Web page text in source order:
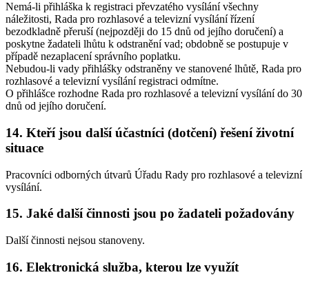
Nemá-li přihláška k registraci převzatého vysílání všechny
náležitosti, Rada pro rozhlasové a televizní vysílání řízení
bezodkladně přeruší (nejpozději do 15 dnů od jejího doručení) a
poskytne žadateli lhůtu k odstranění vad; obdobně se postupuje v
případě nezaplacení správního poplatku.
Nebudou-li vady přihlášky odstraněny ve stanovené lhůtě, Rada pro
rozhlasové a televizní vysílání registraci odmítne.
O přihlášce rozhodne Rada pro rozhlasové a televizní vysílání do 30
dnů od jejího doručení.
14. Kteří jsou další účastníci (dotčení) řešení životní
situace
Pracovníci odborných útvarů Úřadu Rady pro rozhlasové a televizní
vysílání.
15. Jaké další činnosti jsou po žadateli požadovány
Další činnosti nejsou stanoveny.
16. Elektronická služba, kterou lze využít